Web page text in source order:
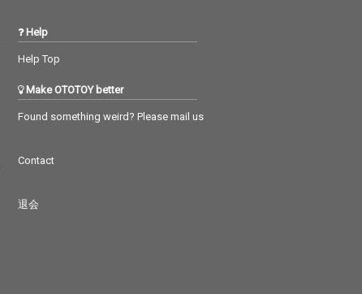
Help
Help Top
Make OTOTOY better
Found something weird? Please mail us
Contact
退会